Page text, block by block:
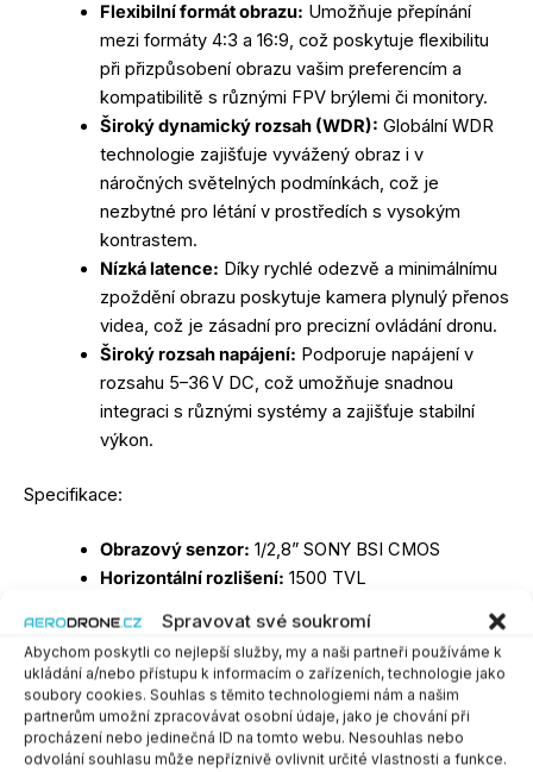
Spravovat své soukromí
Abychom poskytli co nejlepší služby, my a naši partneři používáme k
ukládání a/nebo přístupu k informacím o zařízeních, technologie jako
soubory cookies. Souhlas s těmito technologiemi nám a našim
partnerům umožní zpracovávat osobní údaje, jako je chování při
procházení nebo jedinečná ID na tomto webu. Nesouhlas nebo
odvolání souhlasu může nepříznivě ovlivnit určité vlastnosti a funkce.
Flexibilní formát obrazu: Umožňuje přepínání
mezi formáty 4:3 a 16:9, což poskytuje flexibilitu
při přizpůsobení obrazu vašim preferencím a
kompatibilitě s různými FPV brýlemi či monitory.
Široký dynamický rozsah (WDR): Globální WDR
technologie zajišťuje vyvážený obraz i v
náročných světelných podmínkách, což je
nezbytné pro létání v prostředích s vysokým
kontrastem.
Nízká latence: Díky rychlé odezvě a minimálnímu
zpoždění obrazu poskytuje kamera plynulý přenos
videa, což je zásadní pro precizní ovládání dronu.
Široký rozsah napájení: Podporuje napájení v
rozsahu 5–36 V DC, což umožňuje snadnou
integraci s různými systémy a zajišťuje stabilní
výkon.
Specifikace:
Obrazový senzor: 1/2,8” SONY BSI CMOS
Horizontální rozlišení: 1500 TVL
Systém signálu: NTSC/PAL
Napájení:DC 5–36 V
Spotřeba proudu:220 mA při 5 V, 120 mA při 12 V
Materiál pouzdra:ABS
Hmotnost:8,5 g